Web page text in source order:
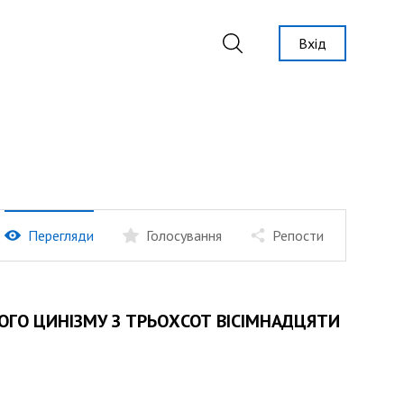
Вхід
Перегляди Голосування Репости
ЦИНІЗМУ З ТРЬОХСОТ ВІСІМНАДЦЯТИ